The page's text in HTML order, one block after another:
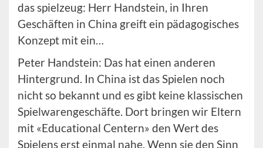
das spielzeug: Herr Handstein, in Ihren
Geschäften in China greift ein pädagogisches
Konzept mit ein…
Peter Handstein: Das hat einen anderen
Hintergrund. In China ist das Spielen noch
nicht so bekannt und es gibt keine klassischen
Spielwarengeschäfte. Dort bringen wir Eltern
mit «Educational Centern» den Wert des
Spielens erst einmal nahe. Wenn sie den Sinn